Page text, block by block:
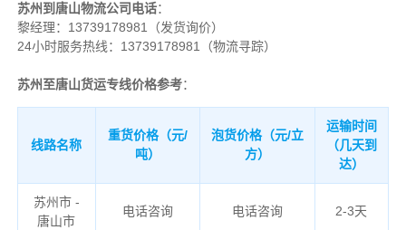
苏州到唐山物流公司电话：
黎经理： 13739178981（发货询价）
24小时服务热线：13739178981（物流寻踪）
苏州至唐山货运专线价格参考：
线路名称
重货价格（元/
吨）
泡货价格（元/立
方）
运输时间
（几天到
达）
苏州市 -
唐山市
电话咨询 电话咨询 2-3天